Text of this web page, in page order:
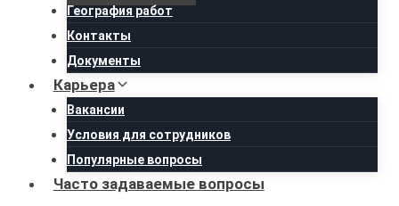
География работ
Контакты
Документы
Карьера
Вакансии
Условия для сотрудников
Популярные вопросы
Часто задаваемые вопросы